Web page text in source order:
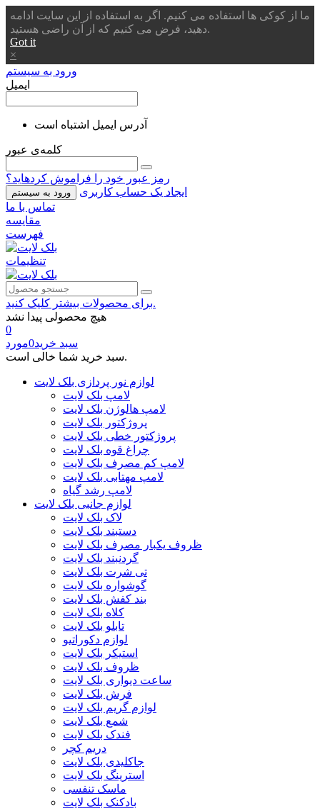
ما از کوکی ها استفاده می کنیم. اگر به استفاده از این سایت ادامه
دهید، فرض می کنیم که از آن راضی هستید.
Got it
×
ورود به سیستم
ایمیل
آدرس ایمیل اشتباه است
کلمه‌ی عبور
رمز عبور خود را فراموش کردهاید؟
ورود به سیستم
ایجاد یک حساب کاربری
تماس با ما
مقایسه
فهرست
تنظیمات
برای محصولات بیشتر کلیک کنید.
هیچ محصولی پیدا نشد
0
سبد خرید0مورد
سبد خرید شما خالی است.
لوازم نور پردازی بلک لایت
لامپ بلک لایت
لامپ هالوژن بلک لایت
پروژکتور بلک لایت
پروژکتور خطی بلک لایت
چراغ قوه بلک لایت
لامپ کم مصرف بلک لایت
لامپ مهتابی بلک لایت
لامپ رشد گیاه
لوازم جانبی بلک لایت
لاک بلک لایت
دستبند بلک لایت
ظروف یکبار مصرف بلک لایت
گردنبند بلک لایت
تی شرت بلک لایت
گوشواره بلک لایت
بند کفش بلک لایت
کلاه بلک لایت
تابلو بلک لایت
لوازم دکوراتیو
استیکر بلک لایت
ظروف بلک لایت
ساعت دیواری بلک لایت
فرش بلک لایت
لوازم گریم بلک لایت
شمع بلک لایت
فندک بلک لایت
دریم کچر
جاکلیدی بلک لایت
استرینگ بلک لایت
ماسک تنفسی
بادکنک بلک لایت